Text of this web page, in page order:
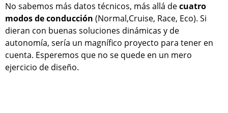
No sabemos más datos técnicos, más allá decuatro
modos de conducción (Normal,Cruise, Race, Eco). Si
dieran con buenas soluciones dinámicas y de
autonomía, sería un magnífico proyecto para tener en
cuenta. Esperemos que no se quede en un mero
ejercicio de diseño.